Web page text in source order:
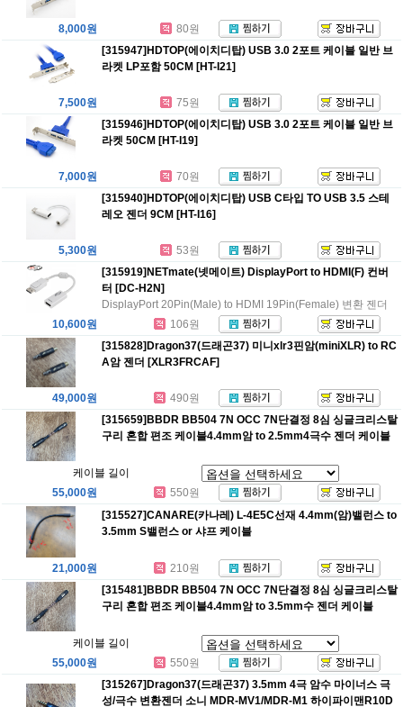
8,000원
80원
[315947]HDTOP(에이치디탑) USB 3.0 2포트 케이블 일반 브
라켓 LP포함 50CM [HT-I21]
7,500원
75원
[315946]HDTOP(에이치디탑) USB 3.0 2포트 케이블 일반 브
라켓 50CM [HT-I19]
7,000원
70원
[315940]HDTOP(에이치디탑) USB C타입 TO USB 3.5 스테
레오 젠더 9CM [HT-I16]
5,300원
53원
[315919]NETmate(넷메이트) DisplayPort to HDMI(F) 컨버
터 [DC-H2N]
DisplayPort 20Pin(Male) to HDMI 19Pin(Female) 변환 젠더
10,600원
106원
[315828]Dragon37(드래곤37) 미니xlr3핀암(miniXLR) to RC
A암 젠더 [XLR3FRCAF]
49,000원
490원
[315659]BBDR BB504 7N OCC 7N단결정 8심 싱글크리스탈
구리 혼합 편조 케이블4.4mm암 to 2.5mm4극수 젠더 케이블
케이블 길이
55,000원
550원
[315527]CANARE(카나레) L-4E5C선재 4.4mm(암)밸런스 to
3.5mm S밸런스 or 샤프 케이블
21,000원
210원
[315481]BBDR BB504 7N OCC 7N단결정 8심 싱글크리스탈
구리 혼합 편조 케이블4.4mm암 to 3.5mm수 젠더 케이블
케이블 길이
55,000원
550원
[315267]Dragon37(드래곤37) 3.5mm 4극 암수 마이너스 극
성/극수 변환젠더 소니 MDR-MV1/MDR-M1 하이파이맨R10D